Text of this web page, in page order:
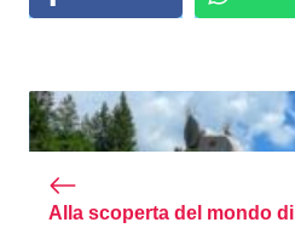
Alla scoperta del mondo di